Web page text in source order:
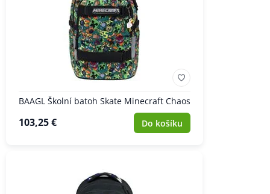
BAAGL Školní batoh Skate Minecraft Chaos
103,25 € Do košíku